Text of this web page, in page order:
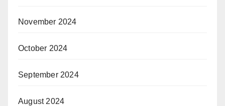
November 2024
October 2024
September 2024
August 2024